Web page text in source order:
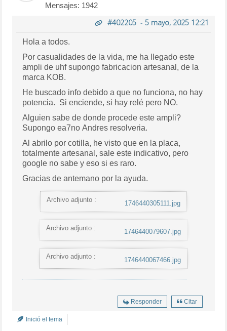
Mensajes: 1942
#402205- 5 mayo, 2025 12:21
Hola a todos.
Por casualidades de la vida, me ha llegado este
ampli de uhf supongo fabricacion artesanal, de la
marca KOB.
He buscado info debido a que no funciona, no hay
potencia. Si enciende, si hay relé pero NO.
Alguien sabe de donde procede este ampli?
Supongo ea7no Andres resolveria.
Al abrilo por cotilla, he visto que en la placa,
totalmente artesanal, sale este indicativo, pero
google no sabe y eso si es raro.
Gracias de antemano por la ayuda.
Archivo adjunto : 1746440305111.jpg
Archivo adjunto : 1746440079607.jpg
Archivo adjunto : 1746440067466.jpg
Responder Citar
Inició el tema